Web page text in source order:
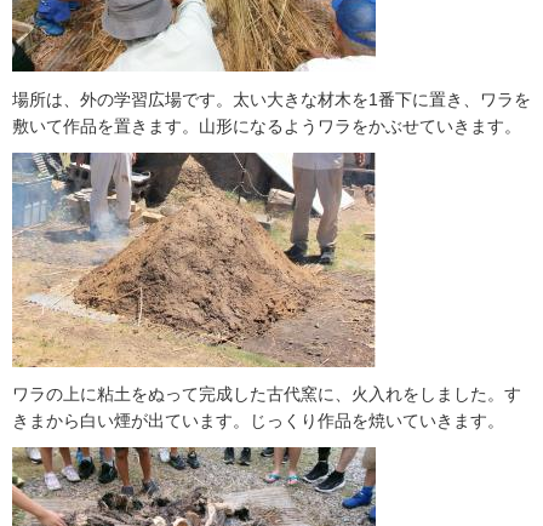
場所は、外の学習広場です。太い大きな材木を1番下に置き、ワラを
敷いて作品を置きます。山形になるようワラをかぶせていきます。
ワラの上に粘土をぬって完成した古代窯に、火入れをしました。す
きまから白い煙が出ています。じっくり作品を焼いていきます。